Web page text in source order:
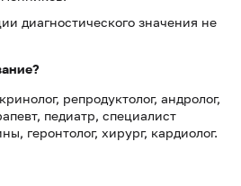
диагностического значения не
репродуктолог, андролог,
педиатр, специалист
геронтолог, хирург, кардиолог.